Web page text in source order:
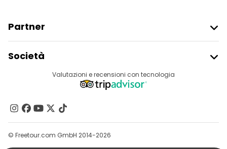
Partner
Accesso Del Fornitore
Programma Di Affiliazione
Società
Destinazioni
Contattaci
Gruppi
Aiuto
Valutazioni e recensioni con tecnologia
© Freetour.com GmbH 2014-2026